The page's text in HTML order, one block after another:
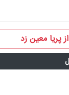
پریا معین زد